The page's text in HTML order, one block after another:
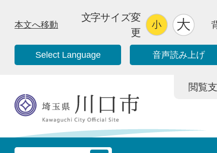
本文へ移動
文字サイズ変
更
Select Language 音声読み上げ
閲覧